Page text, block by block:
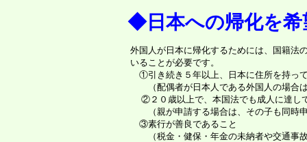
◆日本への帰化を希
外国人が日本に帰化するためには、国籍法
③素行が善良であること
（税金・健保・年金の未納者や交通事